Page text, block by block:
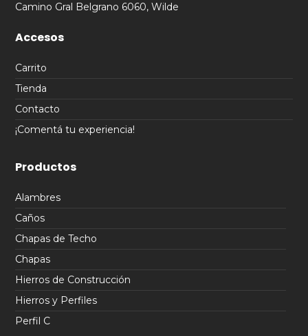
Camino Gral Belgrano 6060, Wilde
Accesos
Carrito
Tienda
Contacto
¡Comentá tu experiencia!
Productos
Alambres
Caños
Chapas de Techo
Chapas
Hierros de Construcción
Hierros y Perfiles
Perfil C